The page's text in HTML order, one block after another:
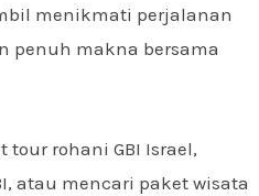
menikmati perjalanan
penuh makna bersama
rohani GBI Israel,
atau mencari paket wisata